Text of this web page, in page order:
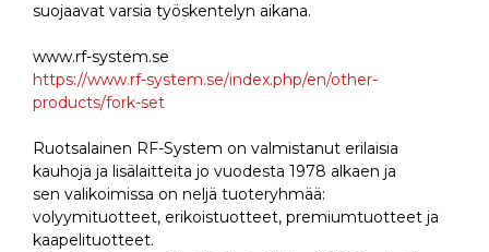
suojaavat varsia työskentelyn aikana.
www.rf-system.se
https://www.rf-system.se/index.php/en/other-
products/fork-set
Ruotsalainen RF-System on valmistanut erilaisia
kauhoja ja lisälaitteita jo vuodesta 1978 alkaen ja
sen valikoimissa on neljä tuoteryhmää:
volyymituotteet, erikoistuotteet, premiumtuotteet ja
kaapelituotteet.